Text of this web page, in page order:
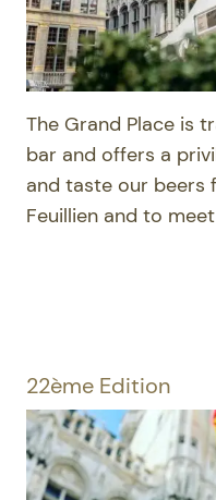
The Grand Place is
bar and offers a
and taste our beers
Feuillien and to
22ème Edition